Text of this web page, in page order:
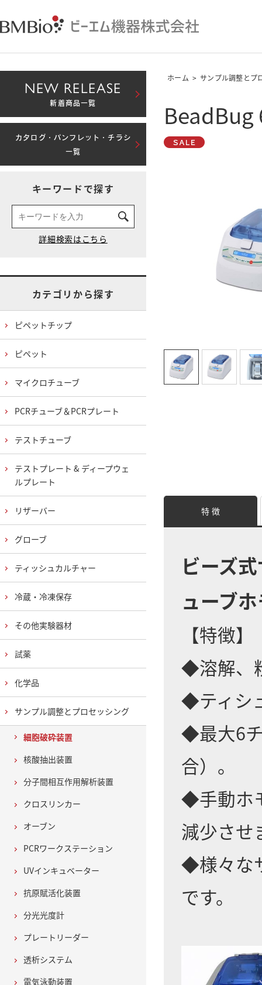
ホーム > サンプル調整とプ
BeadBug
特 徴
ビーズ
ューブ
【特徴】
◆溶解、
◆ティシ
◆最大6
合）。
◆手動ホ
減少させ
◆様々な
です。
NEW RELEASE
新着商品一覧
カタログ・パンフレット・チラシ
一覧
キーワードで探す
カテゴリから探す
ピペットチップ
ピペット
マイクロチューブ
PCRチューブ＆PCRプレート
テストチューブ
テストプレート & ディープウェ
ルプレート
リザーバー
グローブ
ティッシュカルチャー
冷蔵・冷凍保存
その他実験器材
試薬
化学品
サンプル調整とプロセッシング
細胞破砕装置
核酸抽出装置
分子間相互作用解析装置
クロスリンカー
オーブン
PCRワークステーション
UVインキュベーター
抗原賦活化装置
分光光度計
プレートリーダー
透析システム
電気泳動装置